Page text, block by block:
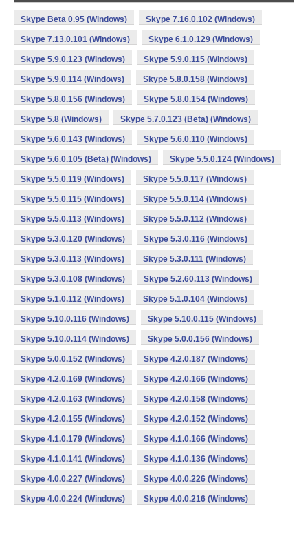
Skype Beta 0.95 (Windows) Skype 7.16.0.102 (Windows)
Skype 7.13.0.101 (Windows) Skype 6.1.0.129 (Windows)
Skype 5.9.0.123 (Windows) Skype 5.9.0.115 (Windows)
Skype 5.9.0.114 (Windows) Skype 5.8.0.158 (Windows)
Skype 5.8.0.156 (Windows) Skype 5.8.0.154 (Windows)
Skype 5.8 (Windows) Skype 5.7.0.123 (Beta) (Windows)
Skype 5.6.0.143 (Windows) Skype 5.6.0.110 (Windows)
Skype 5.6.0.105 (Beta) (Windows) Skype 5.5.0.124 (Windows)
Skype 5.5.0.119 (Windows) Skype 5.5.0.117 (Windows)
Skype 5.5.0.115 (Windows) Skype 5.5.0.114 (Windows)
Skype 5.5.0.113 (Windows) Skype 5.5.0.112 (Windows)
Skype 5.3.0.120 (Windows) Skype 5.3.0.116 (Windows)
Skype 5.3.0.113 (Windows) Skype 5.3.0.111 (Windows)
Skype 5.3.0.108 (Windows) Skype 5.2.60.113 (Windows)
Skype 5.1.0.112 (Windows) Skype 5.1.0.104 (Windows)
Skype 5.10.0.116 (Windows) Skype 5.10.0.115 (Windows)
Skype 5.10.0.114 (Windows) Skype 5.0.0.156 (Windows)
Skype 5.0.0.152 (Windows) Skype 4.2.0.187 (Windows)
Skype 4.2.0.169 (Windows) Skype 4.2.0.166 (Windows)
Skype 4.2.0.163 (Windows) Skype 4.2.0.158 (Windows)
Skype 4.2.0.155 (Windows) Skype 4.2.0.152 (Windows)
Skype 4.1.0.179 (Windows) Skype 4.1.0.166 (Windows)
Skype 4.1.0.141 (Windows) Skype 4.1.0.136 (Windows)
Skype 4.0.0.227 (Windows) Skype 4.0.0.226 (Windows)
Skype 4.0.0.224 (Windows) Skype 4.0.0.216 (Windows)